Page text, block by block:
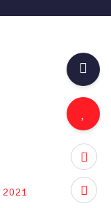
twitter
2021